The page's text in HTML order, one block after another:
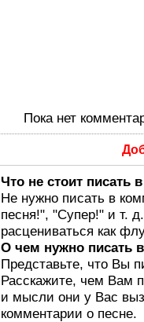
Пока нет
Что не стоит писать
Не нужно писать в
песня!", "Супер!" и т.
расцениваться как
О чем нужно писать
Представьте, что Вы
Расскажите, чем Вам
и мысли они у Вас
комментарии о песне.